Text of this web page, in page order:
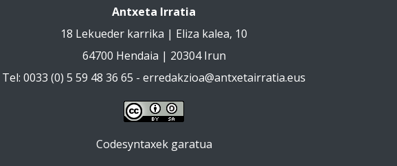
Antxeta Irratia
18 Lekueder karrika | Eliza kalea, 10
64700 Hendaia | 20304 Irun
Tel: 0033 (0) 5 59 48 36 65 - erredakzioa@antxetairratia.eus
Codesyntaxek garatua